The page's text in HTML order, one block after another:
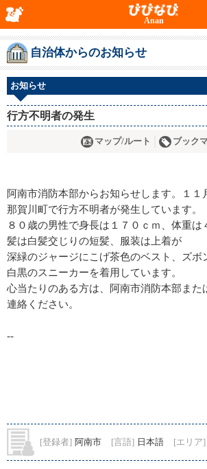
Anan
自治体からのお知らせ
お知らせ
行方不明者の発生
マップ/ルート ブック
阿南市消防本部からお知らせします。１１
那賀川町で行方不明者が発生しています。
８０歳の男性で身長は１７０ｃｍ、体重は
髪は白髪交じりの短髪、服装は上着が
深緑のジャージにこげ茶色のベスト、ズボ
白黒のスニーカーを着用しています。
心当たりのある方は、阿南市消防本部また
連絡ください。
--
[登録者] 阿南市 [言語] 日本語 [エリア]